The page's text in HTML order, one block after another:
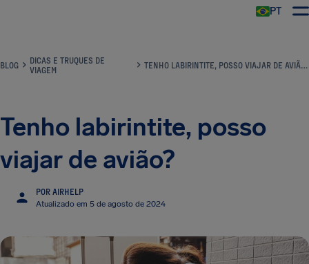
PT
BLOG
DICAS E TRUQUES DE
VIAGEM
TENHO LABIRINTITE, POSSO VIAJAR DE AVIÃO?
Tenho labirintite, posso
viajar de avião?
POR AIRHELP
Atualizado em 5 de agosto de 2024